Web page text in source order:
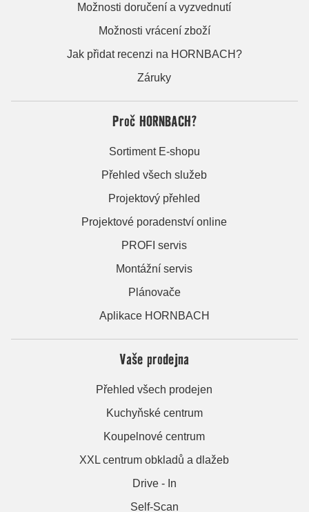
Možnosti doručení a vyzvednutí
Možnosti vrácení zboží
Jak přidat recenzi na HORNBACH?
Záruky
Proč HORNBACH?
Sortiment E-shopu
Přehled všech služeb
Projektový přehled
Projektové poradenství online
PROFI servis
Montážní servis
Plánovače
Aplikace HORNBACH
Vaše prodejna
Přehled všech prodejen
Kuchyňské centrum
Koupelnové centrum
XXL centrum obkladů a dlažeb
Drive - In
Self-Scan